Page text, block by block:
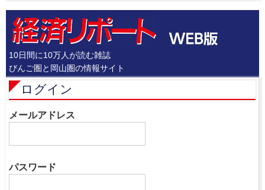
10日間に10万人が読む雑誌
びんご圏と岡山圏の情報サイト
ログイン
メールアドレス
パスワード